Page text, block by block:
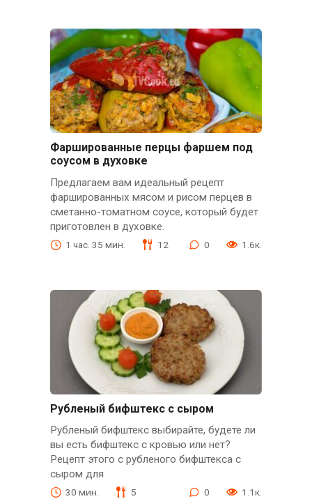
Фаршированные перцы фаршем под
соусом в духовке
Предлагаем вам идеальный рецепт
фаршированных мясом и рисом перцев в
сметанно-томатном соусе, который будет
приготовлен в духовке.
1 час. 35 мин. 12 0 1.6к.
Рубленый бифштекс с сыром
Рубленый бифштекс выбирайте, будете ли
вы есть бифштекс с кровью или нет?
Рецепт этого с рубленого бифштекса с
сыром для
30 мин. 5 0 1.1к.